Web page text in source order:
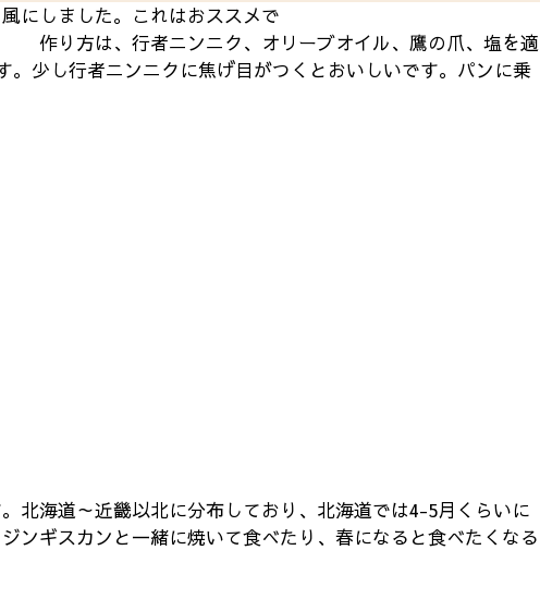
にしました。これはおススメで
ク、オリーブオイル、鷹の爪、塩を適
。少し行者ニンニクに焦げ目がつくとおいしいです。パンに乗
北海道～近畿以北に分布しており、北海道では4-5月くらいに
ンギスカンと一緒に焼いて食べたり、春になると食べたくなる